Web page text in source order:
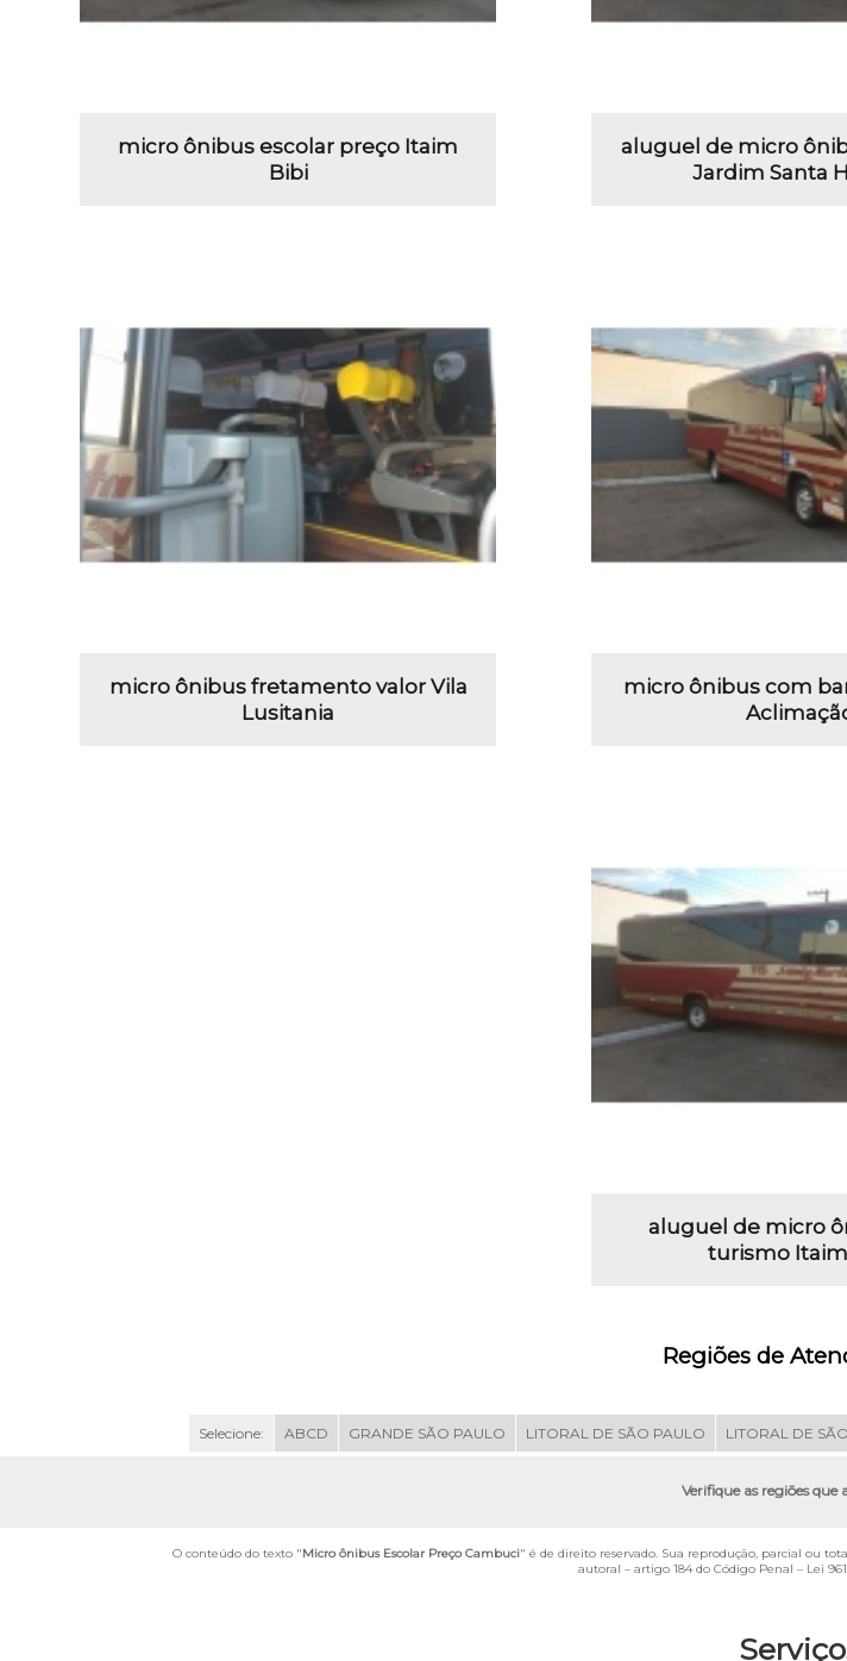
micro ônibus escolar preço Itaim
Bibi
aluguel de micro
Jardim Santa
micro ônibus fretamento valor Vila
Lusitania
micro ônibus com
aluguel de micro
turismo
Regiões de
Selecione: ABCD GRANDE SÃO PAULO LITORAL DE SÃO PAULO LITORAL DE
Verifique as regiões que
O conteúdo do texto "Micro ônibus Escolar Preço Cambuci" é de direito reservado. Sua reprodução, parcial ou
autoral – artigo 184 do Código Penal – Lei